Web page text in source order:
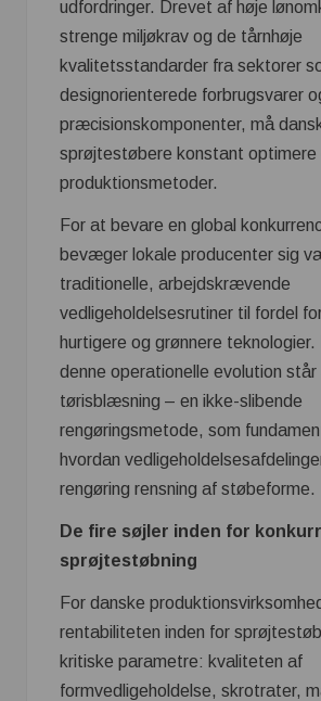
udfordringer. Drevet af høje
strenge miljøkrav og de tårnhøje
kvalitetsstandarder fra sektorer
designorienterede forbrugsvarer
præcisionskomponenter, må
sprøjtestøbere konstant optimere
produktionsmetoder.
For at bevare en global
bevæger lokale producenter sig
traditionelle, arbejdskrævende
vedligeholdelsesrutiner til fordel
hurtigere og grønnere teknologier.
denne operationelle evolution
tørisblæsning – en ikke-slibende
rengøringsmetode, som
hvordan
rengøring rensning af støbeforme.
De fire søjler inden for
sprøjtestøbning
For danske
rentabiliteten inden for
kritiske parametre: kvaliteten af
formvedligeholdelse, skrotrater,